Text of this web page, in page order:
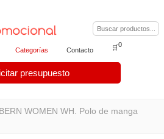
Categorías Contacto
presupuesto
🛒0
WOMEN WH. Polo de manga